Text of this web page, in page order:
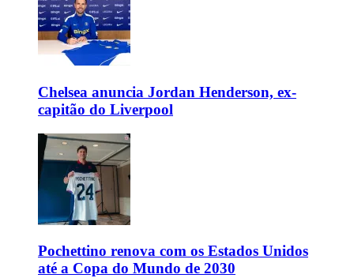
Chelsea anuncia Jordan Henderson, ex-
capitão do Liverpool
Pochettino renova com os Estados Unidos
até a Copa do Mundo de 2030